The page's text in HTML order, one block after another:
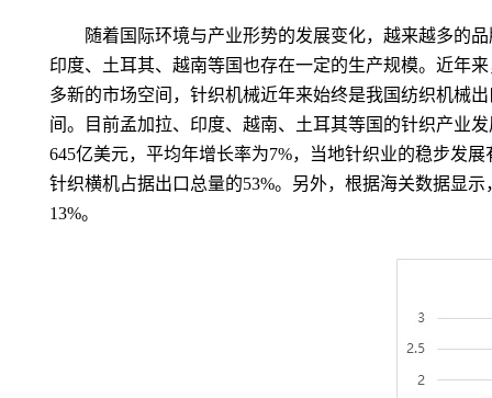
随着国际环境与产业形势的发展变化，越来越多的
印度、土耳其、越南等国也存在一定的生产规模。近年
多新的市场空间，针织机械近年来始终是我国纺织机械
间。目前孟加拉、印度、越南、土耳其等国的针织产业
645亿美元，平均年增长率为7%，当地针织业的稳步发
针织横机占据出口总量的53%。另外，根据海关数据显
13%。